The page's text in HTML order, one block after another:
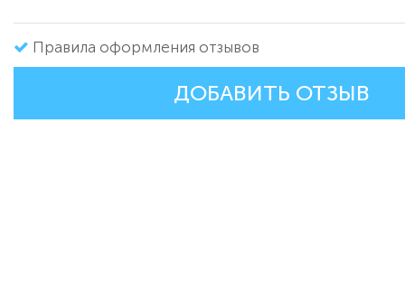
Правила оформления отзывов
ДОБАВИТЬ ОТЗЫВ